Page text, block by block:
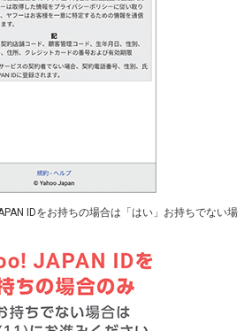
IDをお持ちの場合は「はい」お持ちでない場